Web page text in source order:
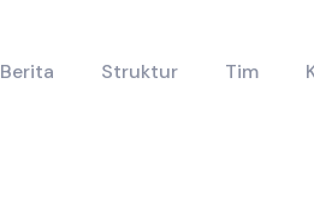
Berita Struktur Tim